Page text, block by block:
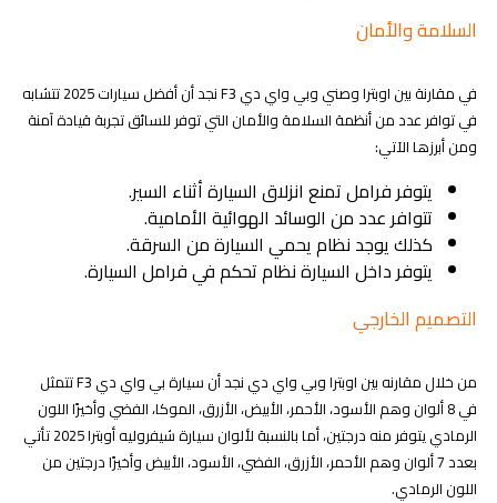
السلامة والأمان
في مقارنة بين اوبترا وصني وبي واي دي F3 نجد أن أفضل سيارات 2025 تتشابه
في توافر عدد من أنظمة السلامة والأمان التي توفر للسائق تجربة قيادة آمنة
ومن أبرزها الآتي:
يتوفر فرامل تمنع انزلاق السيارة أثناء السير.
تتوافر عدد من الوسائد الهوائية الأمامية.
كذلك يوجد نظام يحمي السيارة من السرقة.
يتوفر داخل السيارة نظام تحكم في فرامل السيارة.
التصميم الخارجي
من خلال مقارنه بين اوبترا وبي واي دي نجد أن سيارة بي واي دي F3 تتمثل
في 8 ألوان وهم الأسود، الأحمر، الأبيض، الأزرق، الموكا، الفضي وأخيرًا اللون
الرمادي يتوفر منه درجتين، أما بالنسبة لألوان سيارة شيفروليه أوبترا 2025 تأتي
بعدد 7 ألوان وهم الأحمر، الأزرق، الفضي، الأسود، الأبيض وأخيرًا درجتين من
اللون الرمادي.